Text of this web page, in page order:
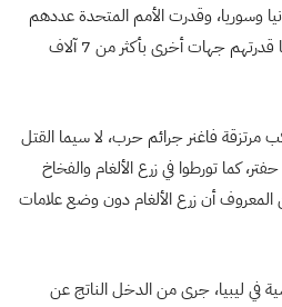
وسوريا، وقدرت الأمم المتحدة عددهم
في ليبيا بـ800-1000 عنصر، فيما قدرتهم جهات أخرى بأكثر من 7 آلاف
مرتزقة فاغنر جرائم حرب، لا سيما القتل
كما تورطوا في زرع الألغام والفخاخ
المعروف أن زرع الألغام دون وضع علامات
في ليبيا، جرى من الدخل الناتج عن